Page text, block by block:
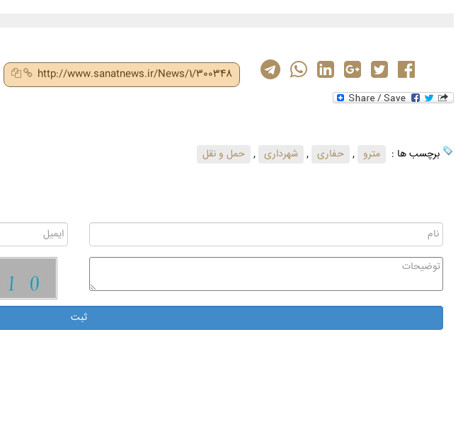
http://www.sanatnews.ir/News/1/300348
برچسب ها : مترو , حفاری , شهرداری , حمل و نقل